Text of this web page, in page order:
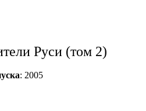
Руси (том 2)
: 2005